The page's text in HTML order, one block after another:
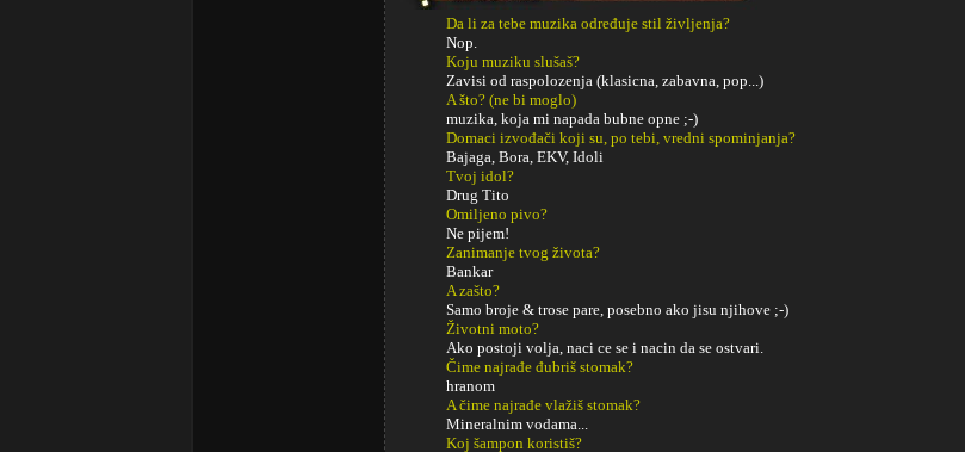
Da li za tebe muzika određuje stil življenja?
Nop.
Koju muziku slušaš?
Zavisi od raspolozenja (klasicna, zabavna, pop...)
A što? (ne bi moglo)
muzika, koja mi napada bubne opne ;-)
Domaci izvođači koji su, po tebi, vredni spominjanja?
Bajaga, Bora, EKV, Idoli
Tvoj idol?
Drug Tito
Omiljeno pivo?
Ne pijem!
Zanimanje tvog života?
Bankar
A zašto?
Samo broje & trose pare, posebno ako jisu njihove ;-)
Životni moto?
Ako postoji volja, naci ce se i nacin da se ostvari.
Čime najrađe đubriš stomak?
hranom
A čime najrađe vlažiš stomak?
Mineralnim vodama...
Koj šampon koristiš?